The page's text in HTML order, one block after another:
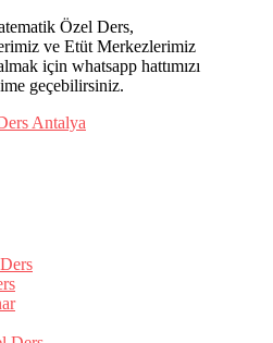
Özel Ders,
ve Etüt Merkezlerimiz
için whatsapp hattımızı
geçebilirsiniz.
Antalya